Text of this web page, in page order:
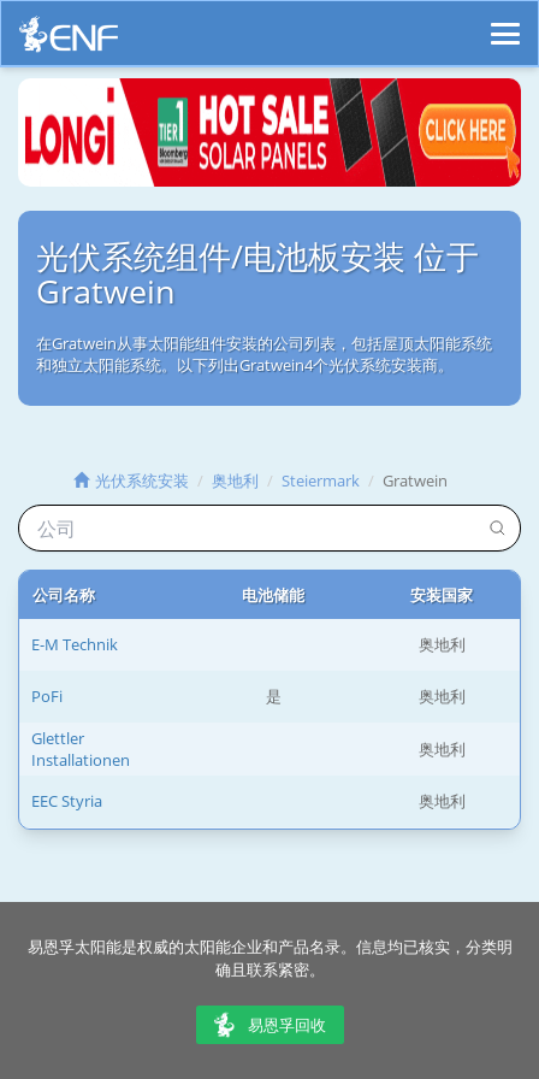
光伏系统组件/电池板安装 位于
Gratwein
在Gratwein从事太阳能组件安装的公司列表，包括屋顶太阳能系统
和独立太阳能系统。以下列出Gratwein4个光伏系统安装商。
光伏系统安装 奥地利 Steiermark Gratwein
公司名称 电池储能 安装国家
E-M Technik 奥地利
PoFi 是
奥地利
Glettler
Installationen
奥地利
EEC Styria 奥地利
易恩孚太阳能是权威的太阳能企业和产品名录。信息均已核实，分类明
确且联系紧密。
易恩孚回收